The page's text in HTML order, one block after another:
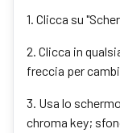
1. Clicca su
2. Clicca in
freccia per
3. Usa lo
chroma key;